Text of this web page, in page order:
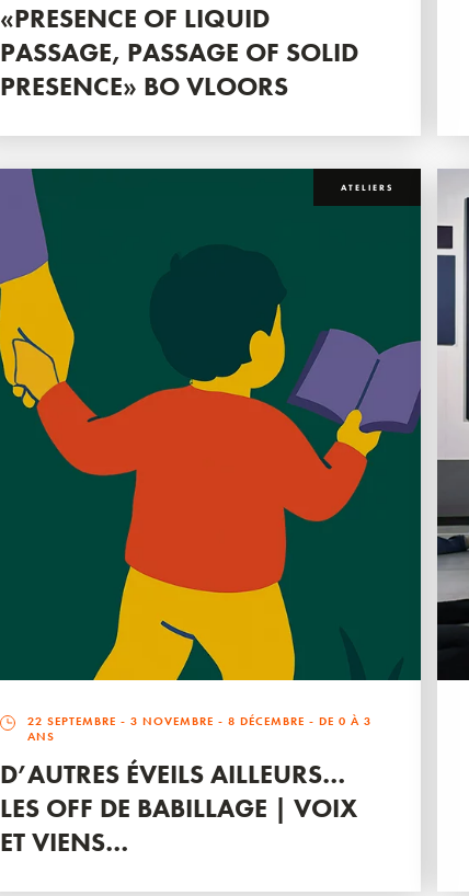
«PRESENCE OF LIQUID
PASSAGE, PASSAGE OF SOLID
PRESENCE» BO VLOORS
ATELIERS
22 SEPTEMBRE -3 NOVEMBRE -8 DÉCEMBRE - DE 0 À 3
ANS
D’AUTRES ÉVEILS AILLEURS…
LES OFF DE BABILLAGE | VOIX
ET VIENS…